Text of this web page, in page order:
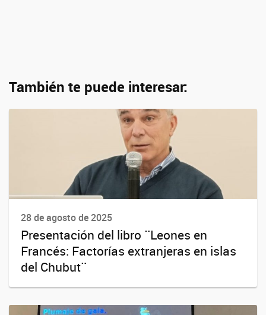
También te puede interesar:
28 de agosto de 2025
Presentación del libro ¨Leones en
Francés: Factorías extranjeras en islas
del Chubut¨